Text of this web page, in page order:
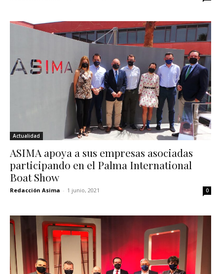
Actualidad
ASIMA apoya a sus empresas asociadas
participando en el Palma International
Boat Show
Redacción Asima - 1 junio, 2021 0